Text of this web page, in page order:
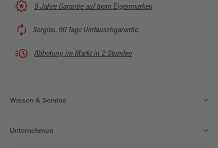
5 Jahre Garantie auf toom Eigenmarken
Sorglos, 90 Tage Umtauschgarantie
Abholung im Markt in 2 Stunden
Wissen & Service
Unternehmen